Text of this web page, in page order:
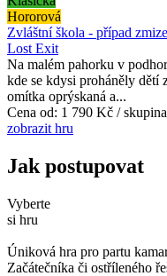
Hororová
Zvláštní škola - případ
Lost Exit
Na malém pahorku v
kde se kdysi proháněly dětí
omítka oprýskaná a...
Cena od: 1 790 Kč / skupina
zobrazit hru
Jak postupovat
Vyberte
si hru
Úniková hra pro partu
Začátečníka či ostříleného